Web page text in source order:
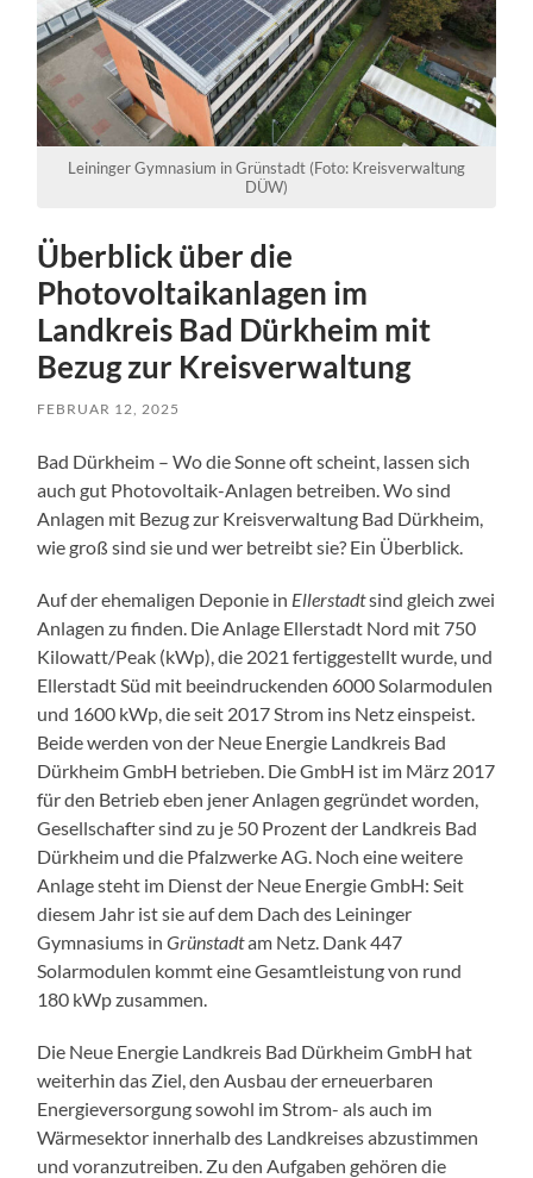
Leininger Gymnasium in Grünstadt (Foto: Kreisverwaltung
DÜW)
Überblick über die
Photovoltaikanlagen im
Landkreis Bad Dürkheim mit
Bezug zur Kreisverwaltung
FEBRUAR 12, 2025
Bad Dürkheim – Wo die Sonne oft scheint, lassen sich
auch gut Photovoltaik-Anlagen betreiben. Wo sind
Anlagen mit Bezug zur Kreisverwaltung Bad Dürkheim,
wie groß sind sie und wer betreibt sie? Ein Überblick.
Auf der ehemaligen Deponie in Ellerstadtsind gleich zwei
Anlagen zu finden. Die Anlage Ellerstadt Nord mit 750
Kilowatt/Peak (kWp), die 2021 fertiggestellt wurde, und
Ellerstadt Süd mit beeindruckenden 6000 Solarmodulen
und 1600 kWp, die seit 2017 Strom ins Netz einspeist.
Beide werden von der Neue Energie Landkreis Bad
Dürkheim GmbH betrieben. Die GmbH ist im März 2017
für den Betrieb eben jener Anlagen gegründet worden,
Gesellschafter sind zu je 50 Prozent der Landkreis Bad
Dürkheim und die Pfalzwerke AG. Noch eine weitere
Anlage steht im Dienst der Neue Energie GmbH: Seit
diesem Jahr ist sie auf dem Dach des Leininger
Gymnasiums inGrünstadtam Netz. Dank 447
Solarmodulen kommt eine Gesamtleistung von rund
180 kWp zusammen.
Die Neue Energie Landkreis Bad Dürkheim GmbH hat
weiterhin das Ziel, den Ausbau der erneuerbaren
Energieversorgung sowohl im Strom- als auch im
Wärmesektor innerhalb des Landkreises abzustimmen
und voranzutreiben. Zu den Aufgaben gehören die